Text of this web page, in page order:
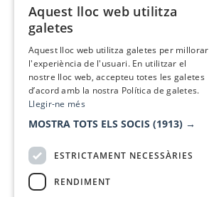
Aquest lloc web utilitza
galetes
Aquest lloc web utilitza galetes per millorar
l'experiència de l'usuari. En utilitzar el
nostre lloc web, accepteu totes les galetes
d’acord amb la nostra Política de galetes.
Llegir-ne més
MOSTRA TOTS ELS SOCIS (1913) →
ESTRICTAMENT NECESSÀRIES
RENDIMENT